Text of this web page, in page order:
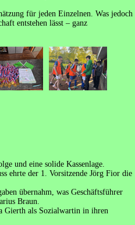
für jeden Einzelnen. Was jedoch
entstehen lässt – ganz
und eine solide Kassenlage.
ehrte der 1. Vorsitzende Jörg Fior die
übernahm, was Geschäftsführer
Braun.
Gierth als Sozialwartin in ihren